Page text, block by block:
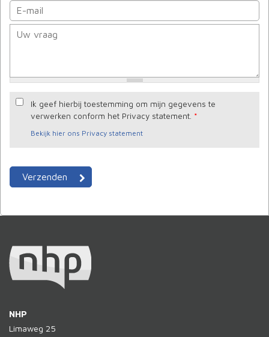
Ik geef hierbij toestemming om mijn gegevens te
verwerken conform het Privacy statement. *
Bekijk hier ons Privacy statement
NHP
Limaweg 25